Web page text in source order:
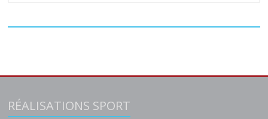
RÉALISATIONS SPORT